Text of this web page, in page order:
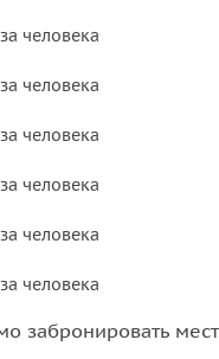
за человека
за человека
за человека
за человека
за человека
за человека
забронировать